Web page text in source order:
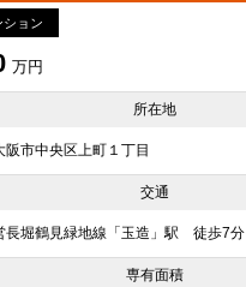
ション
万円
所在地
阪市中央区上町１丁目
交通
長堀鶴見緑地線「玉造」駅 徒歩7分
専有面積